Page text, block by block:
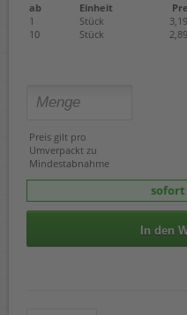
ab Einheit
1
Stück
10
Stück
Preis gilt pro
Umverpackt zu
Mindestabnahme
In den